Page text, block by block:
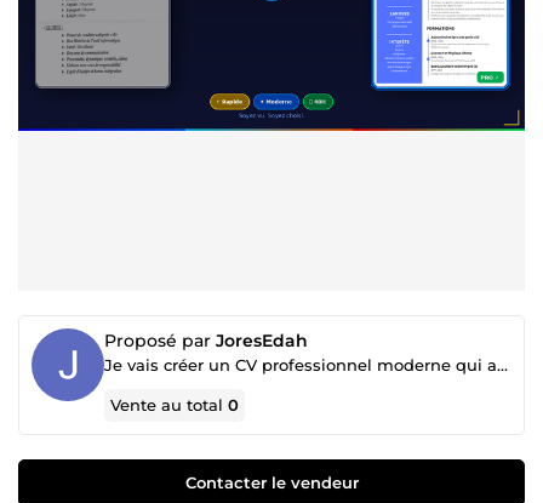
Proposé par JoresEdah
Je vais créer un CV professionnel moderne qui attire les recruteurs en 48h
Vente au total0
Contacter le vendeur